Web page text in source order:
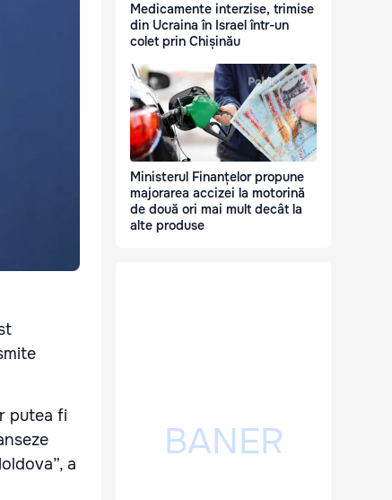
putea fi
a
Medicamente interzise, trimise
din Ucraina în Israel într-un
colet prin Chișinău
Ministerul Finanțelor propune
majorarea accizei la motorină
de două ori mai mult decât la
alte produse